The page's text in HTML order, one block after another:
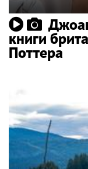
книги
Поттера